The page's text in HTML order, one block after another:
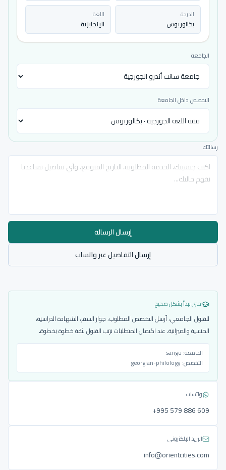
الدرجة
بكالوريوس
اللغة
الإنجليزية
الجامعة
التخصص داخل الجامعة
رسالتك
إرسال الرسالة
إرسال التفاصيل عبر واتساب
حتى نبدأ بشكل صحيح
للقبول الجامعي، أرسل التخصص المطلوب، جواز السفر، الشهادة الدراسية،
الجنسية والميزانية. عند اكتمال المتطلبات نرتب القبول بثقة خطوة بخطوة.
الجامعة: sangu
التخصص:georgian-philology
واتساب
‎+995 579 886 609
البريد الإلكتروني
info@orientcities.com